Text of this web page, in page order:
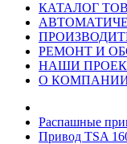
КАТАЛОГ
РЕМОНТ И
НАШИ
О
Распашные
Привод TSA